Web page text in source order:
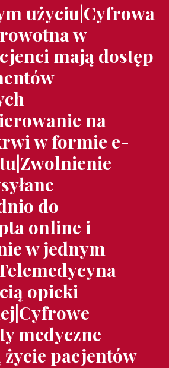
użyciu|Cyfrowa
w
mają dostęp
na
w formie e-
do
online i
w jednym
opieki
medyczne
pacjentów